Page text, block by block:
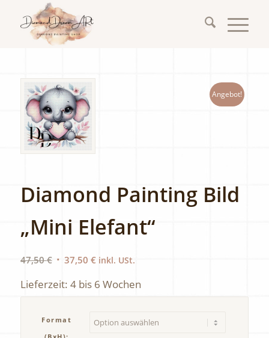
Angebot!
Diamond Painting Bild
„Mini Elefant“
47,50€ Ursprünglicher
war:
37,50 €Aktueller
ist:
inkl. USt.
Lieferzeit: 4 bis 6 Wochen
Format